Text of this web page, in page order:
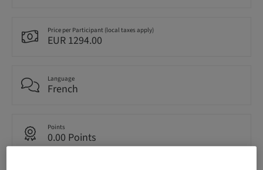
Price per Participant (local taxes apply)
EUR 1294.00
Language
French
Points
0.00 Points